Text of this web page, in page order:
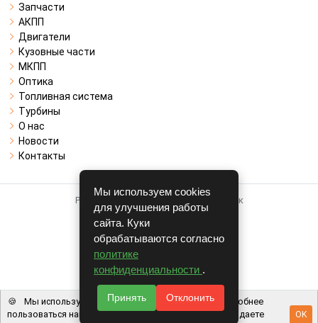
Запчасти
АКПП
Двигатели
Кузовные части
МКПП
Оптика
Топливная система
Турбины
О нас
Новости
Контакты
Работает на системе для авторазборок
CARRO.БИЗНЕС
Полная версия
© COPYRIGHT 2026 г.
v1.1.24
Мы используем cookies
для улучшения работы
сайта. Куки
обрабатываются согласно
политике
конфиденциальности .
Принять Отклонить
🍪
Мы используем файлы cookie, чтобы вам было удобнее
пользоваться нашим сайтом. Используя наш сайт, вы даете
OK